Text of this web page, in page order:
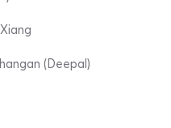
(Deepal)